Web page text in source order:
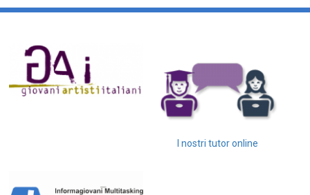
I nostri tutor online